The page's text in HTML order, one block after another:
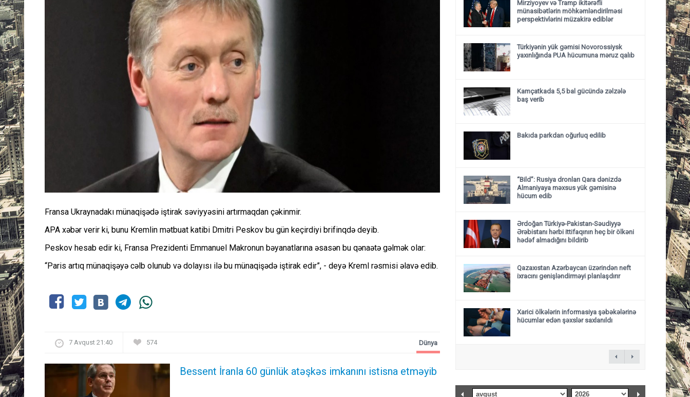
Fransa Ukraynadakı münaqişədə iştirak səviyyəsini artırmaqdan çəkinmir.
APA xəbər verir ki, bunu Kremlin mətbuat katibi Dmitri Peskov bu gün keçirdiyi brifinqdə deyib.
Peskov hesab edir ki, Fransa Prezidenti Emmanuel Makronun bəyanatlarına əsasən bu qənaətə gəlmək olar:
“Paris artıq münaqişəyə cəlb olunub və dolayısı ilə bu münaqişədə iştirak edir”, - deyə Kreml rəsmisi əlavə edib.
7 Avqust 21:40 574
Bessent İranla 60 günlük atəşkəs imkanını istisna etməyib
Dünya
Mirziyoyev və Tramp ikitərəfli
münasibətlərin möhkəmləndirilməsi
perspektivlərini müzakirə ediblər
Türkiyənin yük gəmisi Novorossiysk
yaxınlığında PUA hücumuna məruz qalıb
Kamçatkada 5,5 bal gücündə zəlzələ
baş verib
Bakıda parkdan oğurluq edilib
“Bild”: Rusiya dronları Qara dənizdə
Almaniyaya məxsus yük gəmisinə
hücum edib
Ərdoğan Türkiyə-Pakistan-Səudiyyə
Ərəbistanı hərbi ittifaqının heç bir ölkəni
hədəf almadığını bildirib
Qazaxıstan Azərbaycan üzərindən neft
ixracını genişləndirməyi planlaşdırır
Xarici ölkələrin informasiya şəbəkələrinə
hücumlar edən şəxslər saxlanıldı